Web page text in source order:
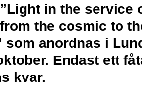
in the service
the cosmic to
som anordnas i
Endast ett
kvar.